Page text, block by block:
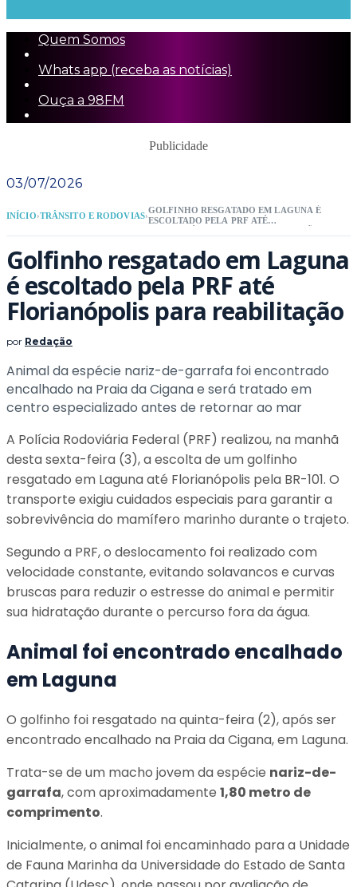
Quem Somos
Whats app (receba as notícias)
Ouça a 98FM
Publicidade
03/07/2026
INÍCIO›TRÂNSITO E RODOVIAS›
GOLFINHO RESGATADO EM LAGUNA É
ESCOLTADO PELA PRF ATÉ
Golfinho resgatado em Laguna
é escoltado pela PRF até
Florianópolis para reabilitação
por Redação
Animal da espécie nariz-de-garrafa foi encontrado
encalhado na Praia da Cigana e será tratado em
centro especializado antes de retornar ao mar
A Polícia Rodoviária Federal (PRF) realizou, na manhã
desta sexta-feira (3), a escolta de um golfinho
resgatado em Laguna até Florianópolis pela BR-101. O
transporte exigiu cuidados especiais para garantir a
sobrevivência do mamífero marinho durante o trajeto.
Segundo a PRF, o deslocamento foi realizado com
velocidade constante, evitando solavancos e curvas
bruscas para reduzir o estresse do animal e permitir
sua hidratação durante o percurso fora da água.
Animal foi encontrado encalhado
em Laguna
O golfinho foi resgatado na quinta-feira (2), após ser
encontrado encalhado na Praia da Cigana, em Laguna.
Trata-se de um macho jovem da espécie nariz-de-
garrafa, com aproximadamente 1,80 metro de
comprimento.
Inicialmente, o animal foi encaminhado para a Unidade
de Fauna Marinha da Universidade do Estado de Santa